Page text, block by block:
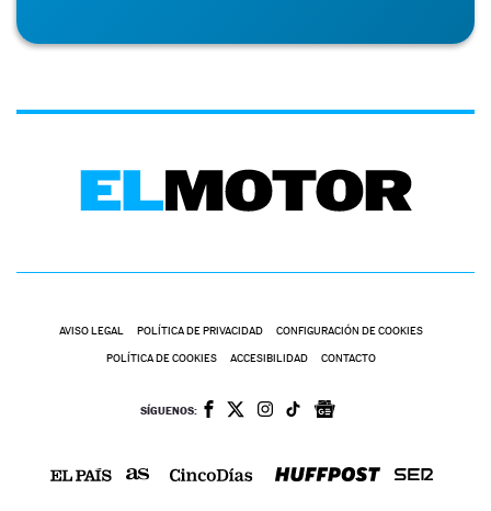
AVISO LEGAL POLÍTICA DE PRIVACIDAD CONFIGURACIÓN DE COOKIES
POLÍTICA DE COOKIES ACCESIBILIDAD CONTACTO
SÍGUENOS: